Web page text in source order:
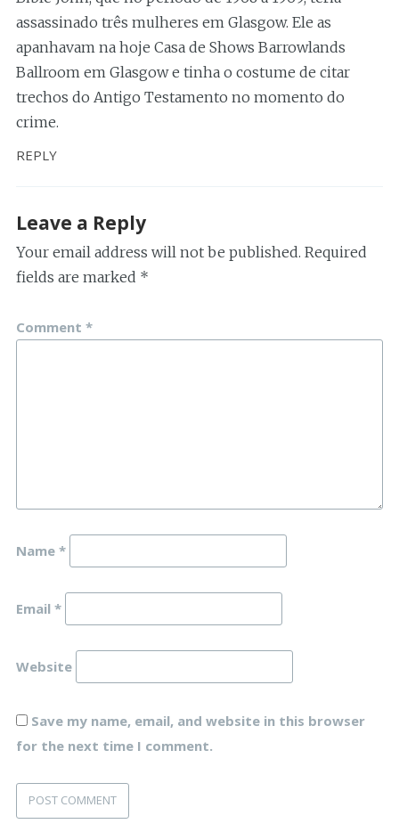
assassinado três mulheres em Glasgow. Ele as
apanhavam na hoje Casa de Shows Barrowlands
Ballroom em Glasgow e tinha o costume de citar
trechos do Antigo Testamento no momento do
crime.
REPLY
Leave a Reply
Your email address will not be published. Required
fields are marked *
Comment *
Name *
Email *
Website
Save my name, email, and website in this browser
for the next time I comment.